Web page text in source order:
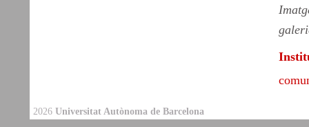
2026 Universitat Autònoma de Barcelona